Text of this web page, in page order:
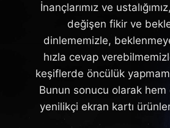
İnançlarımız ve
değişen fikir ve
dinlememizle,
hızla cevap
keşiflerde öncülük
Bunun sonucu olarak
yenilikçi ekran kartı